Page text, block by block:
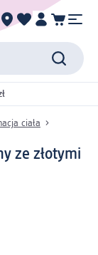
ciała
ze złotymi